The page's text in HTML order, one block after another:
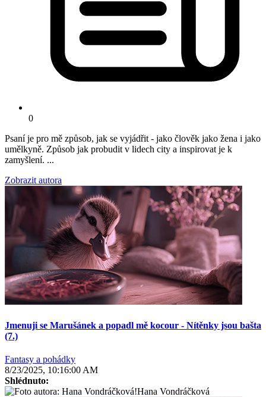
0
Psaní je pro mě způsob, jak se vyjádřit - jako člověk jako žena i jako
umělkyně. Způsob jak probudit v lidech city a inspirovat je k
zamyšlení. ...
Zobrazit autora
Jmenuji se Marušánek a popadl mě kocour - Nítěnky jsou bašta
(7.)
Fantasy a pohádky
8/23/2025, 10:16:00 AM
Shlédnuto:
Hana Vondráčková